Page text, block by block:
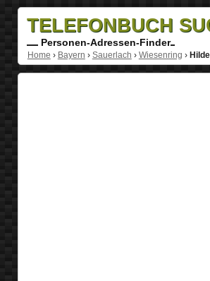
TELEFONBUCH
Personen-Adressen-Finder
Home › Bayern › Sauerlach › Wiesenring ›